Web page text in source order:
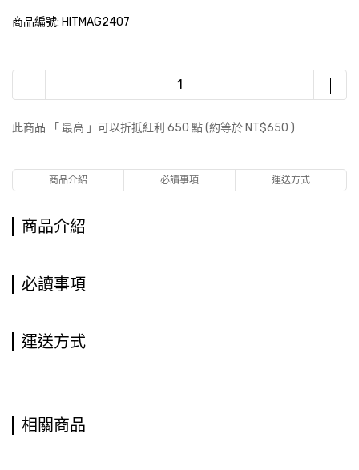
商品編號: HITMAG2407
此商品 「 最高 」可以折抵紅利 650 點 (約等於 NT$650 )
商品介紹 必讀事項 運送方式
商品介紹
必讀事項
運送方式
相關商品